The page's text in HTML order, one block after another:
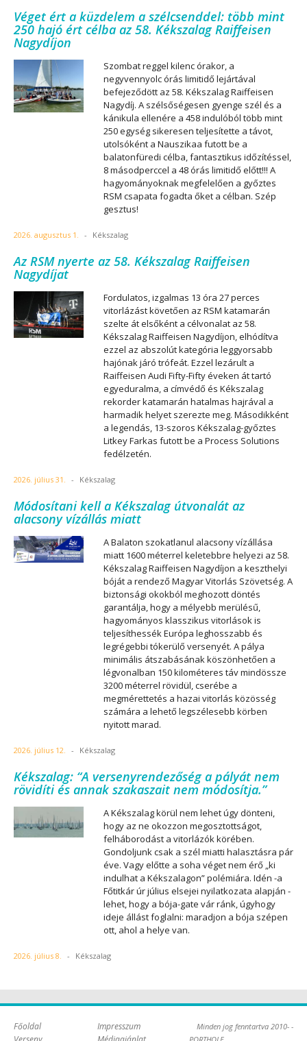
Véget ért a küzdelem a szélcsenddel: több mint
250 hajó ért célba az 58. Kékszalag Raiffeisen
Nagydíjon
Szombat reggel kilenc órakor, a
negyvennyolc órás limitidő lejártával
befejeződött az 58. Kékszalag Raiffeisen
Nagydíj. A szélsőségesen gyenge szél és a
kánikula ellenére a 458 indulóból több mint
250 egység sikeresen teljesítette a távot,
utolsóként a Nauszikaa futott be a
balatonfüredi célba, fantasztikus időzítéssel,
8 másodperccel a 48 órás limitidő előtt!!! A
hagyományoknak megfelelően a győztes
RSM csapata fogadta őket a célban. Szép
gesztus!
2026. augusztus 1. - Kékszalag
Az RSM nyerte az 58. Kékszalag Raiffeisen
Nagydíjat
Fordulatos, izgalmas 13 óra 27 perces
vitorlázást követően az RSM katamarán
szelte át elsőként a célvonalat az 58.
Kékszalag Raiffeisen Nagydíjon, elhódítva
ezzel az abszolút kategória leggyorsabb
hajónak járó trófeát. Ezzel lezárult a
Raiffeisen Audi Fifty-Fifty éveken át tartó
egyeduralma, a címvédő és Kékszalag
rekorder katamarán hatalmas hajrával a
harmadik helyet szerezte meg. Másodikként
a legendás, 13-szoros Kékszalag-győztes
Litkey Farkas futott be a Process Solutions
fedélzetén.
2026. július 31. - Kékszalag
Módosítani kell a Kékszalag útvonalát az
alacsony vízállás miatt
A Balaton szokatlanul alacsony vízállása
miatt 1600 méterrel keletebbre helyezi az 58.
Kékszalag Raiffeisen Nagydíjon a keszthelyi
bóját a rendező Magyar Vitorlás Szövetség. A
biztonsági okokból meghozott döntés
garantálja, hogy a mélyebb merülésű,
hagyományos klasszikus vitorlások is
teljesíthessék Európa leghosszabb és
legrégebbi tókerülő versenyét. A pálya
minimális átszabásának köszönhetően a
légvonalban 150 kilométeres táv mindössze
3200 méterrel rövidül, cserébe a
megmérettetés a hazai vitorlás közösség
számára a lehető legszélesebb körben
nyitott marad.
2026. július 12. - Kékszalag
Kékszalag: “A versenyrendezőség a pályát nem
rövidíti és annak szakaszait nem módosítja.”
A Kékszalag körül nem lehet úgy dönteni,
hogy az ne okozzon megosztottságot,
felháborodást a vitorlázók körében.
Gondoljunk csak a szél miatti halasztásra pár
éve. Vagy előtte a soha véget nem érő „ki
indulhat a Kékszalagon” polémiára. Idén -a
Főtitkár úr július elsejei nyilatkozata alapján -
lehet, hogy a bója-gate vár ránk, úgyhogy
ideje állást foglalni: maradjon a bója szépen
ott, ahol a helye van.
2026. július 8. - Kékszalag
Főoldal
Impresszum
Minden jog fenntartva 2010- -